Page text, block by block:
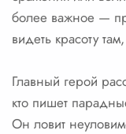
более важное —
видеть красоту
Главный герой
кто пишет
Он ловит